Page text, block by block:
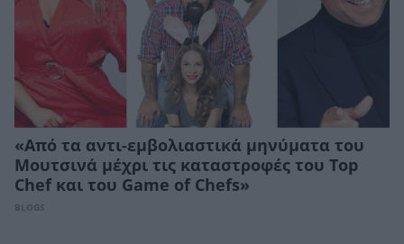
«Από τα αντι-εμβολιαστικά μηνύματα του
Μουτσινά μέχρι τις καταστροφές του Τοp
Chef και του Game of Chefs»
BLOGS